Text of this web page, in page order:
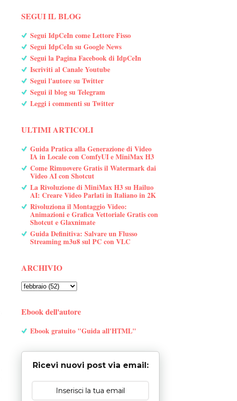
SEGUI IL BLOG
Segui IdpCeIn come Lettore Fisso
Segui IdpCeIn su Google News
Segui la Pagina Facebook di IdpCeIn
Iscriviti al Canale Youtube
Segui l'autore su Twitter
Segui il blog su Telegram
Leggi i commenti su Twitter
ULTIMI ARTICOLI
Guida Pratica alla Generazione di Video
IA in Locale con ComfyUI e MiniMax H3
Come Rimuovere Gratis il Watermark dai
Video AI con Shotcut
La Rivoluzione di MiniMax H3 su Hailuo
AI: Creare Video Parlati in Italiano in 2K
Rivoluziona il Montaggio Video:
Animazioni e Grafica Vettoriale Gratis con
Shotcut e Glaxnimate
Guida Definitiva: Salvare un Flusso
Streaming m3u8 sul PC con VLC
ARCHIVIO
Ebook dell'autore
Ebook gratuito "Guida all'HTML"
Ricevi nuovi post via email: